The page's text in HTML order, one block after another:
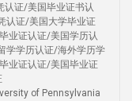
认证/美国毕业证书认
认证/美国大学毕业证
业证认证/美国学历认
学学历认证/海外学历学
业证认证/美国毕业证
of Pennsylvania